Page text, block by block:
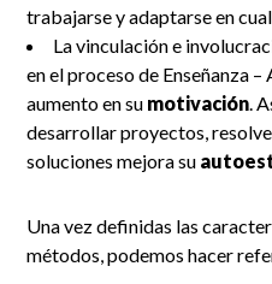
trabajarse y adaptarse en
La vinculación e
en el proceso de Enseñanza
aumento en su motivación .
desarrollar proyectos,
soluciones mejora su
Una vez definidas las
métodos, podemos hacer